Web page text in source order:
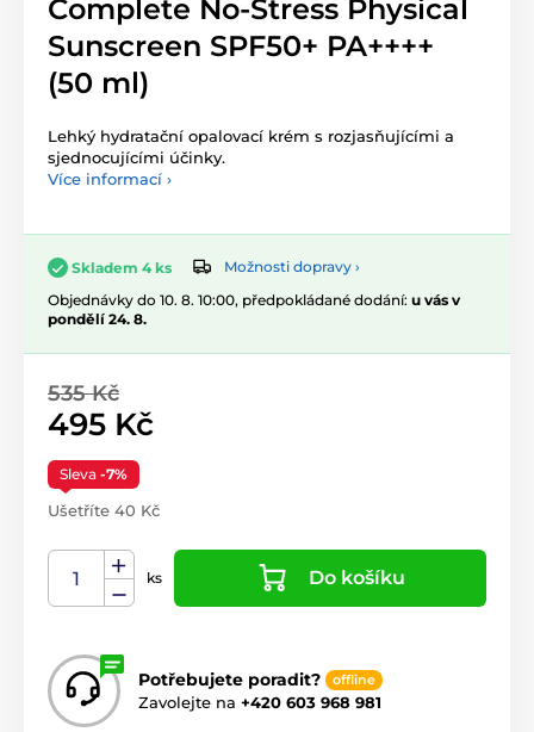
Complete No-Stress Physical
Sunscreen SPF50+ PA++++
(50 ml)
Lehký hydratační opalovací krém s rozjasňujícími a
sjednocujícími účinky.
Více informací ›
Skladem 4 ks
Možnosti dopravy ›
Objednávky do 10. 8. 10:00, předpokládané dodání: u vás v
pondělí 24. 8.
535 Kč
495 Kč
Sleva -7%
Ušetříte 40 Kč
ks Do košíku
Potřebujete poradit? offline
Zavolejte na +420 603 968 981